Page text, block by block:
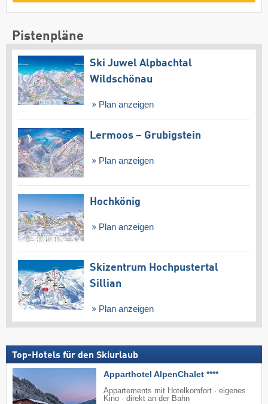
Pistenpläne
Ski Juwel Alpbachtal
Wildschönau
Plan anzeigen
Lermoos – Grubigstein
Plan anzeigen
Hochkönig
Plan anzeigen
Skizentrum Hochpustertal
Sillian
Plan anzeigen
Top-Hotels für den Skiurlaub
Apparthotel AlpenChalet ****
Appartements mit Hotelkomfort · eigenes
Kino · direkt an der Bahn